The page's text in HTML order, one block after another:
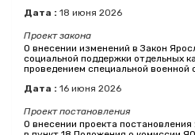
Дата : 18 июня 2026
Проект закона
О внесении изменений в Закон
социальной поддержки отдельных
проведением специальной военной
Дата : 16 июня 2026
Проект постановления
О внесении проекта